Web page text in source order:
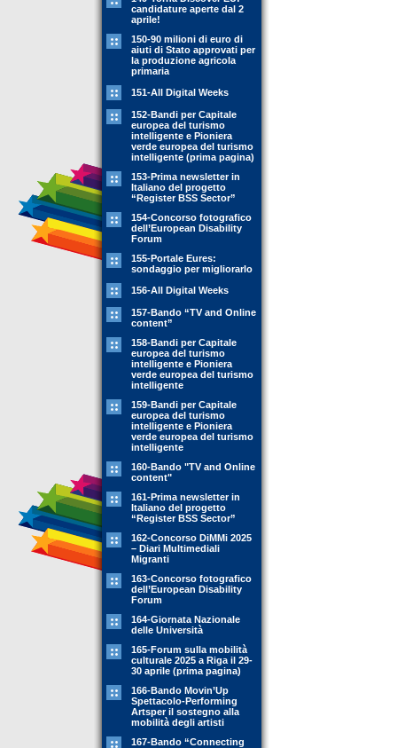
candidature aperte dal 2
aprile!
150-90 milioni di euro di
aiuti di Stato approvati per
la produzione agricola
primaria
151-All Digital Weeks
152-Bandi per Capitale
europea del turismo
intelligente e Pioniera
verde europea del turismo
intelligente (prima pagina)
153-Prima newsletter in
Italiano del progetto
“Register BSS Sector”
154-Concorso fotografico
dell’European Disability
Forum
155-Portale Eures:
sondaggio per migliorarlo
156-All Digital Weeks
157-Bando “TV and Online
content”
158-Bandi per Capitale
europea del turismo
intelligente e Pioniera
verde europea del turismo
intelligente
159-Bandi per Capitale
europea del turismo
intelligente e Pioniera
verde europea del turismo
intelligente
160-Bando "TV and Online
content"
161-Prima newsletter in
Italiano del progetto
“Register BSS Sector”
162-Concorso DiMMi 2025
– Diari Multimediali
Migranti
163-Concorso fotografico
dell’European Disability
Forum
164-Giornata Nazionale
delle Università
165-Forum sulla mobilità
culturale 2025 a Riga il 29-
30 aprile (prima pagina)
166-Bando Movin’Up
Spettacolo-Performing
Artsper il sostegno alla
mobilità degli artisti
167-Bando “Connecting